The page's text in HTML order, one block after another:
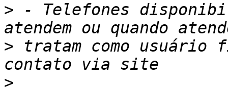
> - Telefones
> tratam como usuário
>